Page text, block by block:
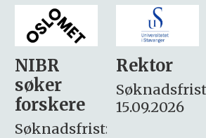
Rektor
Søknadsfrist:
15.09.2026
innen
miljøkjemi